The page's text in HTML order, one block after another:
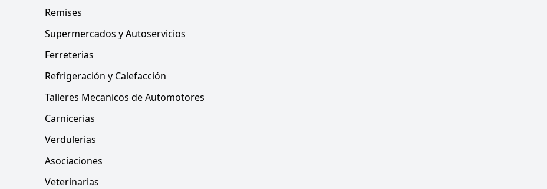
Remises
Supermercados y Autoservicios
Ferreterias
Refrigeración y Calefacción
Talleres Mecanicos de Automotores
Carnicerias
Verdulerias
Asociaciones
Veterinarias